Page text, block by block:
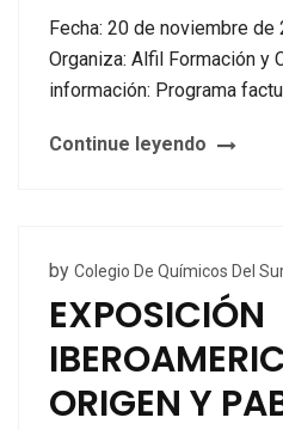
Fecha: 20 de noviembre de
Organiza: Alfil Formación y
información: Programa
Continue leyendo
by Colegio De Químicos Del
EXPOSICIÓN
ORIGEN Y